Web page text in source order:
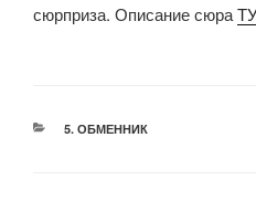
сюрприза. Описание сюра
РУБРИКИ
5. ОБМЕННИК